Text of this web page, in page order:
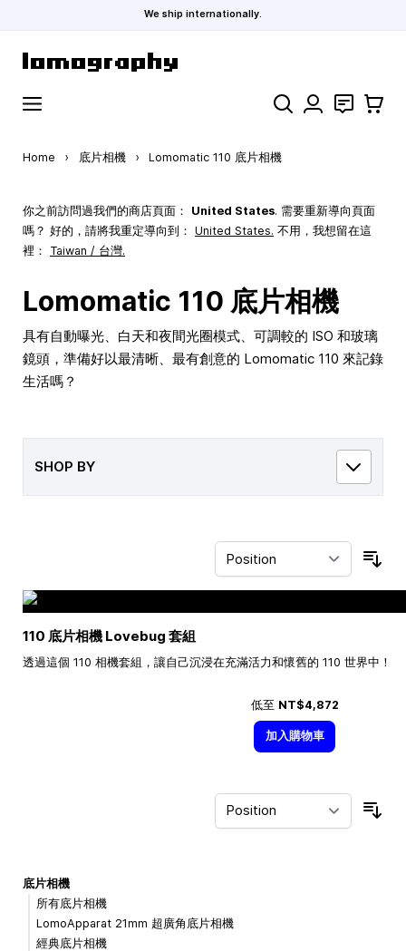
We ship internationally.
Search 聯絡 購物車
Home › 底片相機 › Lomomatic 110 底片相機
你之前訪問過我們的商店頁面： United States. 需要重新導向頁面
嗎？ 好的，請將我重定導向到： United States. 不用，我想留在這
裡： Taiwan / 台灣.
Lomomatic 110 底片相機
具有自動曝光、白天和夜間光圈模式、可調較的 ISO 和玻璃
鏡頭，準備好以最清晰、最有創意的 Lomomatic 110 來記錄
生活嗎？
SHOP BY
110 底片相機 Lovebug 套組
透過這個 110 相機套組，讓自己沉浸在充滿活力和懷舊的 110 世界中！
低至 NT$4,872
加入購物車
底片相機
所有底片相機
LomoApparat 21mm 超廣角底片相機
經典底片相機